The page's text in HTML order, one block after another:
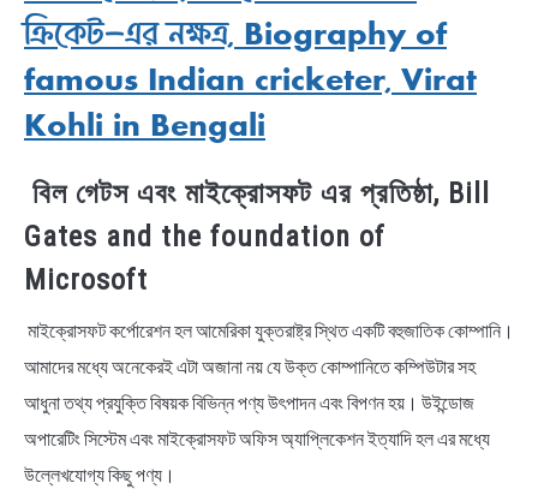
ক্রিকেট-এর নক্ষত্র, Biography of
famous Indian cricketer, Virat
Kohli in Bengali
বিল গেটস এবং মাইক্রোসফট এর প্রতিষ্ঠা, Bill
Gates and the foundation of
Microsoft
মাইক্রোসফট কর্পোরেশন হল আমেরিকা যুক্তরাষ্ট্র স্থিত একটি বহুজাতিক কোম্পানি।
আমাদের মধ্যে অনেকেরই এটা অজানা নয় যে উক্ত কোম্পানিতে কম্পিউটার সহ
আধুনা তথ্য প্রযুক্তি বিষয়ক বিভিন্ন পণ্য উৎপাদন এবং বিপণন হয়। উইন্ডোজ
অপারেটিং সিস্টেম এবং মাইক্রোসফট অফিস অ্যাপ্লিকেশন ইত্যাদি হল এর মধ্যে
উল্লেখযোগ্য কিছু পণ্য।